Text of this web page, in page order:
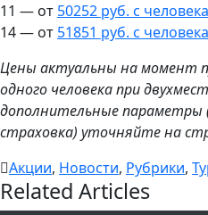
11 — от 50252 руб. с человека
14 — от 51851 руб. с человека
Цены актуальны на момент
одного человека при
дополнительные параметры
страховка) уточняйте на
Акции, Новости, Рубрики,
Related Articles